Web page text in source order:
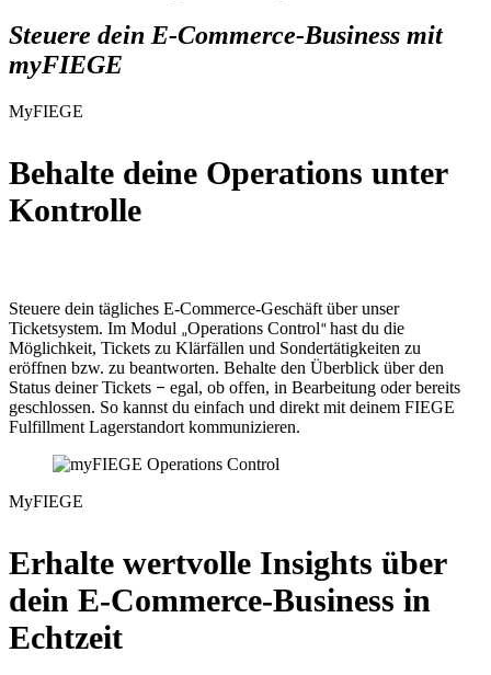
Steuere dein E-Commerce-Business mit
myFIEGE
MyFIEGE
Behalte deine Operations unter
Kontrolle
Steuere dein tägliches E-Commerce-Geschäft über unser
Ticketsystem. Im Modul „Operations Control“ hast du die
Möglichkeit, Tickets zu Klärfällen und Sondertätigkeiten zu
eröffnen bzw. zu beantworten. Behalte den Überblick über den
Status deiner Tickets – egal, ob offen, in Bearbeitung oder bereits
geschlossen. So kannst du einfach und direkt mit deinem FIEGE
Fulfillment Lagerstandort kommunizieren.
MyFIEGE
Erhalte wertvolle Insights über
dein E-Commerce-Business in
Echtzeit